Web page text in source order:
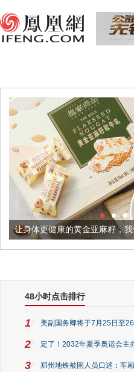
的黄金亚麻籽，我们把它加到了
48小时点击排行
1 美副国务卿将于7月25日至
2 定了！2032年夏季奥运会主
3 郑州地铁被困人员口述：车